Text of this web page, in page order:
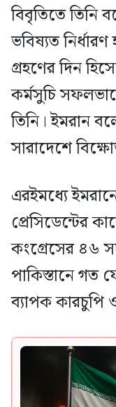
বিবৃতিতে তিনি
ভবিষ্যত
গ্রহণের দিন
কর্মসুচি
তিনি। ইমরান
সারাদেশে
এরইমধ্যে
প্রেসিডেন্টের
কংগ্রেসের ৪৬
পাকিস্তানে গত
ব্যাপক কারচুপি